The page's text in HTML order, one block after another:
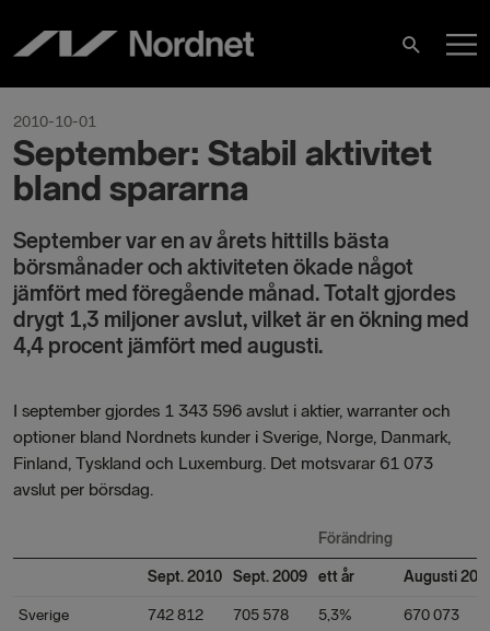
innehåll
Sök
2010-10-01
September: Stabil aktivitet
bland spararna
​September var en av årets hittills bästa
börsmånader och aktiviteten ökade något
jämfört med föregående månad. Totalt gjordes
drygt 1,3 miljoner avslut, vilket är en ökning med
4,4 procent jämfört med augusti.
I september gjordes 1 343 596 avslut i aktier, warranter och
optioner bland Nordnets kunder i Sverige, Norge, Danmark,
Finland, Tyskland och Luxemburg. Det motsvarar 61 073
avslut per börsdag.
Förändring
Sept. 2010 Sept. 2009 ett år Augusti
Sverige 742 812 705 578 5,3% 670 073